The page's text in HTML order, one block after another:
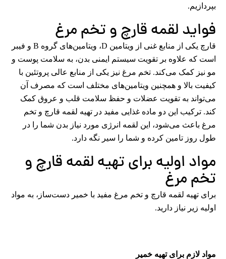
بپردازیم.
فواید لقمه قارچ و تخم مرغ
قارچ یکی از منابع غنی از ویتامین D، ویتامین‌های گروه B و فیبر
است که علاوه بر تقویت سیستم ایمنی بدن، به سلامت پوست و
مو نیز کمک می‌کند. تخم مرغ نیز یکی از منابع عالی پروتئین با
کیفیت بالا و همچنین ویتامین‌های مختلف است که مصرف آن
می‌تواند به تقویت عضلات و حفظ سلامت قلب و عروق کمک
کند. ترکیب این دو ماده غذایی مفید در تهیه لقمه قارچ و تخم
مرغ باعث می‌شود، این لقمه انرژی مورد نیاز بدن شما را در
طول روز تامین کرده و شما را سیر نگه دارد.
مواد اولیه برای تهیه لقمه قارچ و
تخم مرغ
برای تهیه لقمه قارچ و تخم مرغ مفید با خمیر دست‌ساز، به مواد
اولیه زیر نیاز دارید.
مواد لازم برای تهیه خمیر